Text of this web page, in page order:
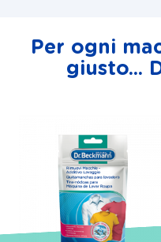
Per ogni
giusto...